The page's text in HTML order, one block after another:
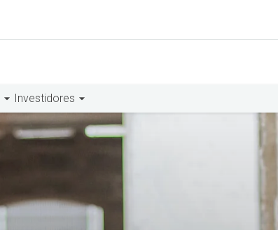
Investidores